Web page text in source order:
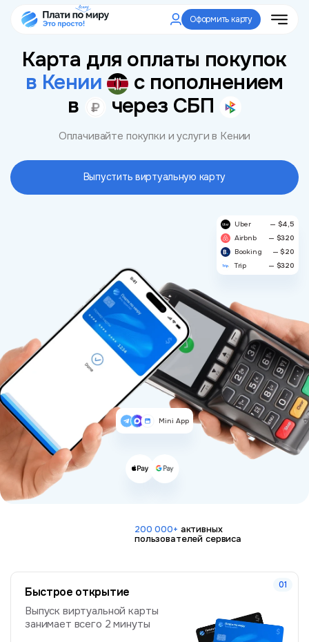
Оформить карту
Карта для оплаты покупок
в Кении
с пополнением
в
через СБП
Оплачивайте покупки и услуги в Кении
Выпустить виртуальную карту
Uber
— $4,5
Airbnb
— $320
Booking
— $20
Trip
— $320
Mini App
200 000+ активных
пользователей сервиса
Быстрое открытие
Выпуск виртуальной карты
занимает всего 2 минуты